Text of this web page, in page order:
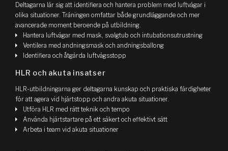
Deltagarna lär sig att identifiera och hantera problem med luftvägar i
olika situationer. Träningen omfattar både grundläggande och mer
avancerade moment beroende på utbildning.
Hantera luftvägar med mask, svalgtub och intubationsutrustning
Ventilera med andningsmask och andningsballong
Identifiera och åtgärda luftvägsstopp
HLR och akuta insatser
HLR-utbildningarna ger deltagarna kunskap och praktiska färdigheter
för att agera vid hjärtstopp och andra akuta situationer.
Utföra HLR med rätt teknik och tempo
Använda hjärtstartare på ett säkert och effektivt sätt
Arbeta i team vid akuta situationer